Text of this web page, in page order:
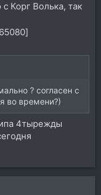
Корг Волька, так
? согласен с
во времени?)
4тырежды